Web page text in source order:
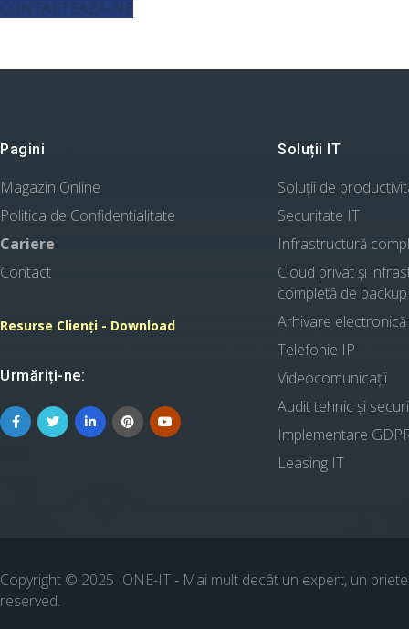
CONTACTEAZĂ-NE
Pagini
Magazin Online
Politica de Confidentialitate
Cariere
Contact
Resurse Clienți - Download
Urmăriți-ne:
Soluții IT
Soluții de
Securitate IT
Infrastructură
Cloud privat și
completă de backup
Arhivare electronică
Telefonie IP
Videocomunicații
Audit tehnic și
Implementare
Leasing IT
Copyright © 2025 ONE-IT - Mai mult decât un expert, un
reserved.